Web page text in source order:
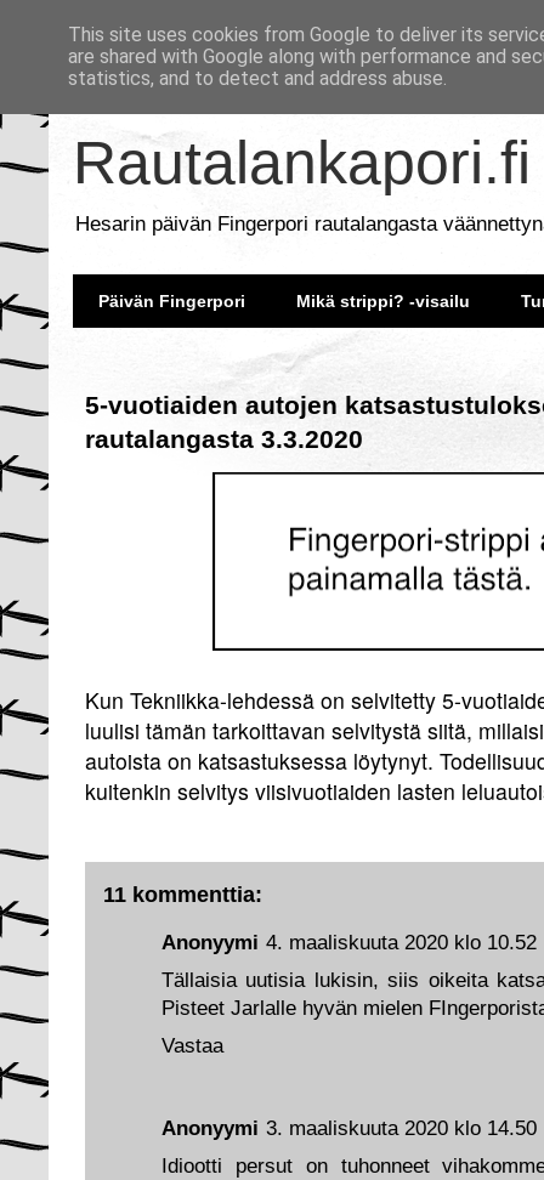
Rautalankapori.fi
Hesarin päivän Fingerpori rautalangasta
Päivän Fingerpori Mikä strippi? -visailu
5-vuotiaiden autojen
rautalangasta 3.3.2020
Kun Tekniikka-lehdessä on selvitetty 5-
luulisi tämän tarkoittavan selvitystä siitä,
autoista on katsastuksessa löytynyt.
kuitenkin selvitys viisivuotiaiden lasten
11 kommenttia:
Anonyymi 3. maaliskuuta 2020 klo 14.50
Idiootti persut on tuhonneet
Anonyymi 4. maaliskuuta 2020 klo 10.52
Tällaisia uutisia lukisin, siis oikeita
Pisteet Jarlalle hyvän mielen
Vastaa
This site uses cookies from Google to deliver its
are shared with Google along with performance and
statistics, and to detect and address abuse.